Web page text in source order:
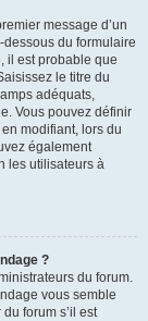
message d’un
du formulaire
il est probable que
le titre du
adéquats,
Vous pouvez définir
modifiant, lors du
également
les utilisateurs à
?
du forum.
vous semble
forum s’il est